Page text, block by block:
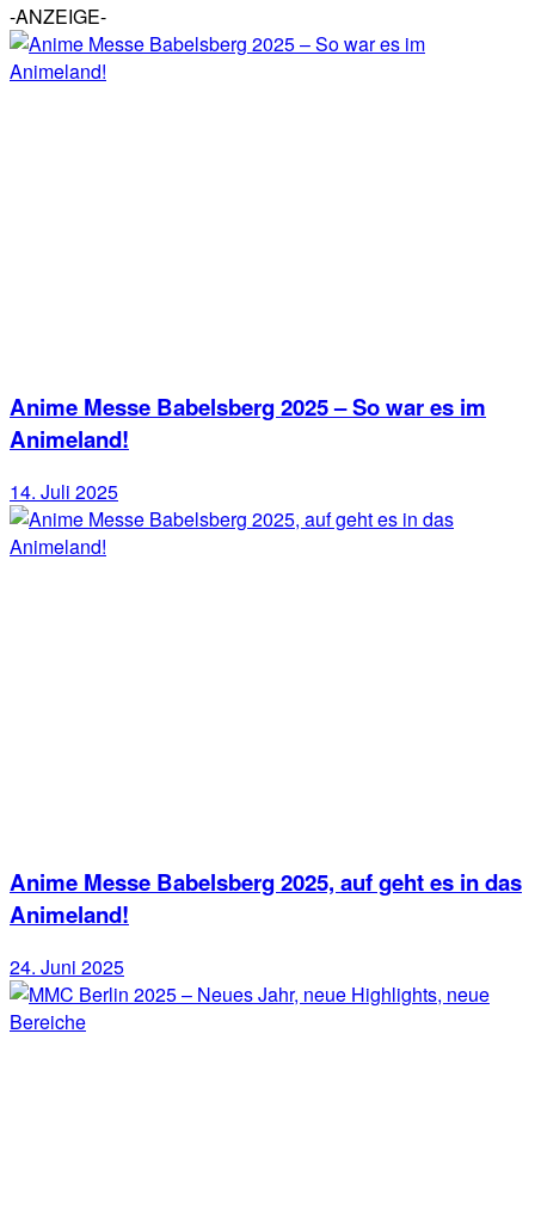
-ANZEIGE-
Anime Messe Babelsberg 2025 – So war es im
Animeland!
14. Juli 2025
Anime Messe Babelsberg 2025, auf geht es in das
Animeland!
24. Juni 2025